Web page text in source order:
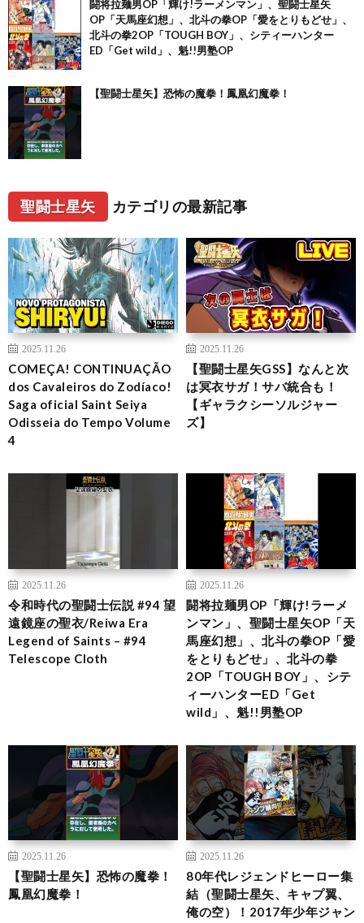
闘将拉麺男OP「輝け!ラーメンマン」、聖闘士星矢
OP「天馬座幻想」、北斗の拳OP「愛をとりもどせ」、
北斗の拳2OP「TOUGH BOY」、シティーハンター
ED「Get wild」、魁!!男塾OP
【聖闘士星矢】恐怖の魔拳！鳳凰幻魔拳！
聖闘士星矢 カテゴリの最新記事
2025.11.26
COMEÇA! CONTINUAÇÃO
dos Cavaleiros do Zodíaco!
Saga oficial Saint Seiya
Odisseia do Tempo Volume
4
2025.11.26
【聖闘士星矢GSS】なんと次
は冥衣サガ！サバ統合も！
【ギャラクシーソルジャー
ズ】
2025.11.26
令和時代の聖闘士伝説 #94 望
遠鏡座の聖衣/Reiwa Era
Legend of Saints – #94
Telescope Cloth
2025.11.26
闘将拉麺男OP「輝け!ラーメ
ンマン」、聖闘士星矢OP「天
馬座幻想」、北斗の拳OP「愛
をとりもどせ」、北斗の拳
2OP「TOUGH BOY」、シテ
ィーハンターED「Get
wild」、魁!!男塾OP
2025.11.26
【聖闘士星矢】恐怖の魔拳！
鳳凰幻魔拳！
2025.11.26
80年代レジェンドヒーロー集
結（聖闘士星矢、キャプ翼、
俺の空）！2017年少年ジャン